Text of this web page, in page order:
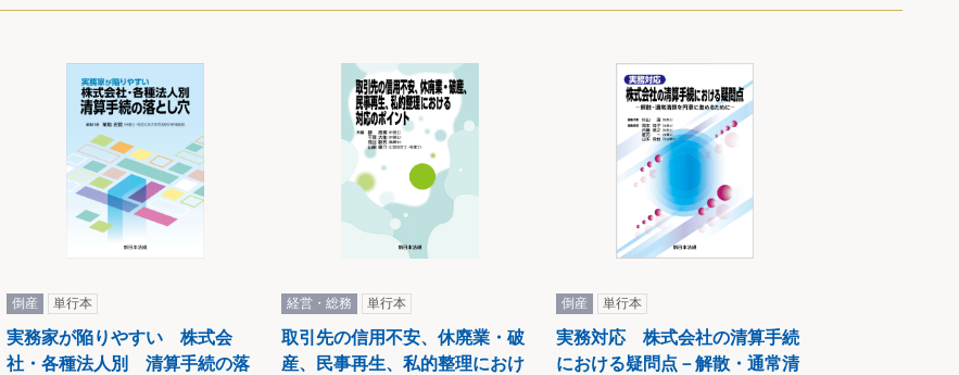
倒産 単行本
実務家が陥りやすい 株式会
社・各種法人別 清算手続の落
経営・総務 単行本
取引先の信用不安、休廃業・破
産、民事再生、私的整理におけ
倒産 単行本
実務対応 株式会社の清算手続
における疑問点－解散・通常清